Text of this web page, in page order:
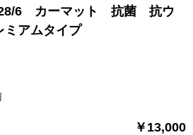
6 カーマット 抗菌 抗ウ
アムタイプ
￥13,000